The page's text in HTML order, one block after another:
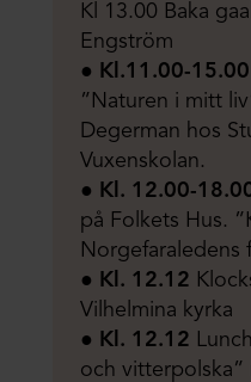
Kl 13.00 Baka
Engström
●
Kl.11.00-15.00
”Naturen i mitt
Degerman hos
Vuxenskolan.
●
Kl. 12.00-
på Folkets Hus.
Norgefaraledens
●
Kl. 12.12
Vilhelmina kyrka
●
Kl. 12.12
och